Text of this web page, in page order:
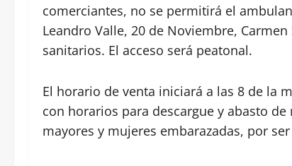
comerciantes, no se permitirá el
Leandro Valle, 20 de Noviembre,
sanitarios. El acceso será peatonal.
El horario de venta iniciará a las 8 de la
con horarios para descargue y abasto
mayores y mujeres embarazadas, por